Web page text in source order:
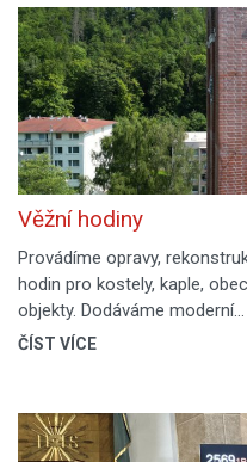
Věžní hodiny
Provádíme opravy,
hodin pro kostely, kaple,
objekty. Dodáváme moderní…
ČÍST VÍCE